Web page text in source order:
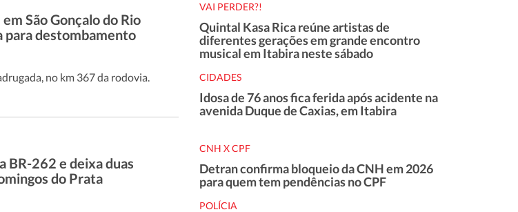
São Gonçalo do Rio
para destombamento
no km 367 da rodovia.
BR-262 e deixa duas
do Prata
VAI PERDER?!
Quintal Kasa Rica reúne artistas de
diferentes gerações em grande encontro
musical em Itabira neste sábado
CIDADES
Idosa de 76 anos fica ferida após acidente na
avenida Duque de Caxias, em Itabira
CNH X CPF
Detran confirma bloqueio da CNH em 2026
para quem tem pendências no CPF
POLÍCIA